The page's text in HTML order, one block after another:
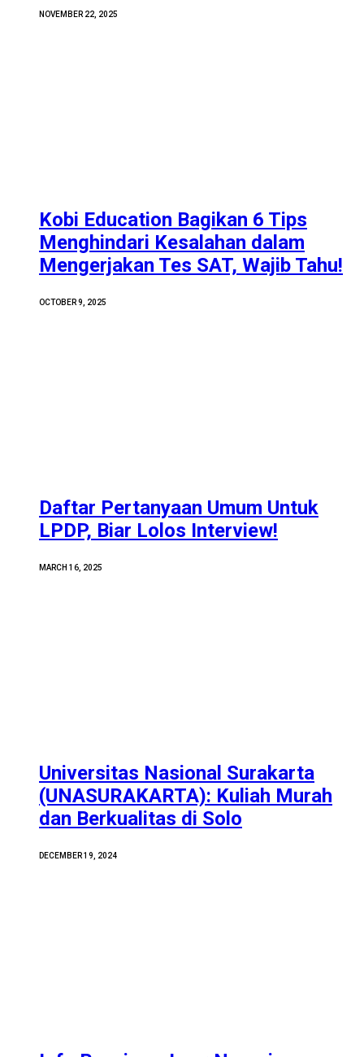
NOVEMBER 22, 2025
Kobi Education Bagikan 6 Tips
Menghindari Kesalahan dalam
Mengerjakan Tes SAT, Wajib Tahu!
OCTOBER 9, 2025
Daftar Pertanyaan Umum Untuk
LPDP, Biar Lolos Interview!
MARCH 16, 2025
Universitas Nasional Surakarta
(UNASURAKARTA): Kuliah Murah
dan Berkualitas di Solo
DECEMBER 19, 2024